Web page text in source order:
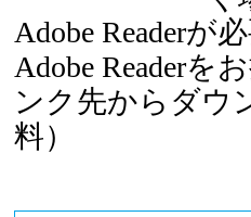
Adobe Readerが
Adobe Readerを
ンク先からダウ
料）